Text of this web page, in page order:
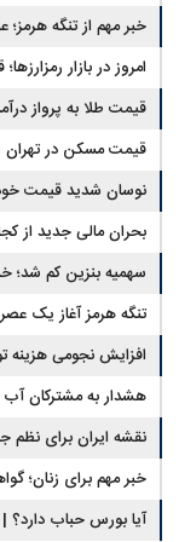
خبر مهم از تنگه
امروز در بازار
قیمت طلا به پرواز درآمد؛
قیمت مسکن در تهران
نوسان شدید قیمت خودرو؛ تارا ۳۰ میلیون
بحران مالی جدید از
سهمیه بنزین کم شد؛
تنگه هرمز آغاز یک
افزایش نجومی هزینه تولید
هشدار به مشترکان
نقشه ایران برای نظم
خبر مهم برای زنان؛
آیا بورس حباب دارد؟ |